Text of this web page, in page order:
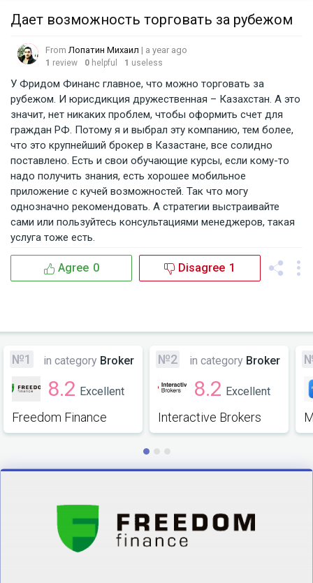
Дает возможность торговать за рубежом
FromЛопатин Михаил | a year ago
1 review 0 helpful 1 useless
У Фридом Финанс главное, что можно торговать за
рубежом. И юрисдикция дружественная – Казахстан. А это
значит, нет никаких проблем, чтобы оформить счет для
граждан РФ. Потому я и выбрал эту компанию, тем более,
что это крупнейший брокер в Казастане, все солидно
поставлено. Есть и свои обучающие курсы, если кому-то
надо получить знания, есть хорошее мобильное
приложение с кучей возможностей. Так что могу
однозначно рекомендовать. А стратегии выстраивайте
сами или пользуйтесь консультациями менеджеров, такая
услуга тоже есть.
Agree 0 Disagree 1
№1 in category Broker
8.2 Excellent
Freedom Finance
№2 in category Broker
8.2 Excellent
Interactive Brokers